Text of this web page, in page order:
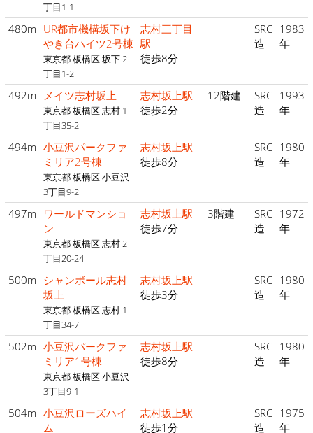
丁目1-1
480m UR都市機構坂下け
やき台ハイツ2号棟
東京都 板橋区 坂下 2
丁目1-2
志村三丁目
駅
徒歩8分
SRC
造
1983
年
492m メイツ志村坂上
東京都 板橋区 志村 1
丁目35-2
志村坂上駅
徒歩2分
12階建
SRC
造
1993
年
494m 小豆沢パークファ
ミリア2号棟
東京都 板橋区 小豆沢
3丁目9-2
志村坂上駅
徒歩8分
SRC
造
1980
年
497m
ワールドマンショ
ン
東京都 板橋区 志村 2
丁目20-24
志村坂上駅
徒歩7分
3階建
SRC
造
1972
年
500m シャンボール志村
坂上
東京都 板橋区 志村 1
丁目34-7
志村坂上駅
徒歩3分
SRC
造
1980
年
502m 小豆沢パークファ
ミリア1号棟
東京都 板橋区 小豆沢
3丁目9-1
志村坂上駅
徒歩8分
SRC
造
1980
年
504m 小豆沢ローズハイ
ム
志村坂上駅
徒歩1分
SRC
造
1975
年